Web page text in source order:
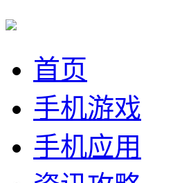
首页
手机游戏
手机应用